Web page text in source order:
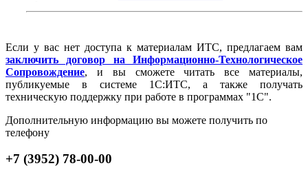
Если у вас нет доступа к материалам ИТС, предлагаем вам
заключить договор на Информационно-Технологическое
Сопровождение, и вы сможете читать все материалы,
публикуемые в системе 1С:ИТС, а также получать
техническую поддержку при работе в программах "1С".
Дополнительную информацию вы можете получить по
телефону
+7 (3952) 78-00-00